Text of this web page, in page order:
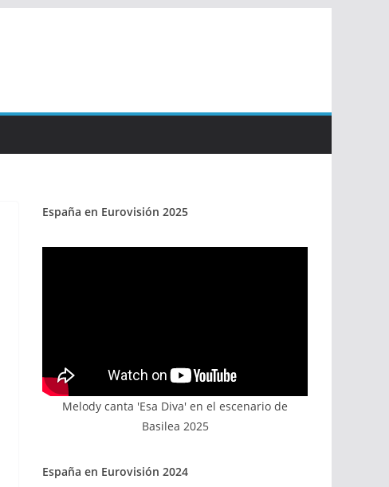
España en Eurovisión 2025
Melody canta 'Esa Diva' en el escenario de
Basilea 2025
España en Eurovisión 2024